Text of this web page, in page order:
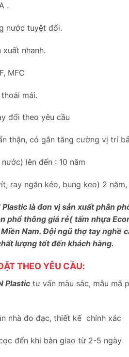
.
nước tuyệt đối.
nhanh.
MFC
mái.
đổi theo yêu cầu
thận, có gắn tăng cường vị trí
lên đến : 10 năm
ray ngăn kéo, bung keo) 2
là đơn vị sản xuất phân
phổ thông giá rẻ( tấm nhựa
Nam. Đội ngũ thợ tay nghề
lượng tốt đến khách hàng.
THEO YÊU CẦU:
Plastic tư vấn màu sắc, mẫu mã
nhà đo đạc, thiết kế chính xác
đến khi bàn giao từ 2-5 ngày